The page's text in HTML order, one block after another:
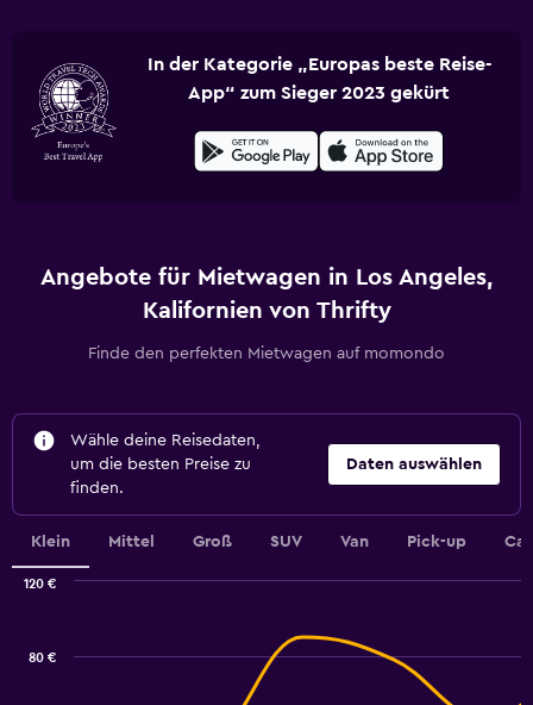
In der Kategorie „Europas beste Reise-
App“ zum Sieger 2023 gekürt
Angebote für Mietwagen in Los Angeles,
Kalifornien von Thrifty
Finde den perfekten Mietwagen auf momondo
Wähle deine Reisedaten,
um die besten Preise zu
finden.
Daten auswählen
Klein Mittel Groß SUV Van Pick-up
80 €
120 €